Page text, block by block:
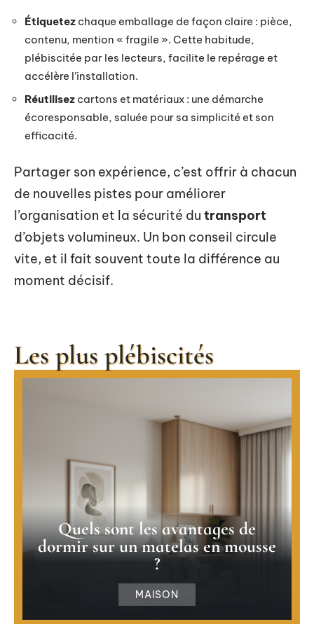
Étiquetez chaque emballage de façon claire : pièce,
contenu, mention « fragile ». Cette habitude,
plébiscitée par les lecteurs, facilite le repérage et
accélère l’installation.
Réutilisez cartons et matériaux : une démarche
écoresponsable, saluée pour sa simplicité et son
efficacité.
Partager son expérience, c’est offrir à chacun
de nouvelles pistes pour améliorer
l’organisation et la sécurité du transport
d’objets volumineux. Un bon conseil circule
vite, et il fait souvent toute la différence au
moment décisif.
Les plus plébiscités
Quels sont les avantages de
dormir sur un matelas en mousse
?
MAISON